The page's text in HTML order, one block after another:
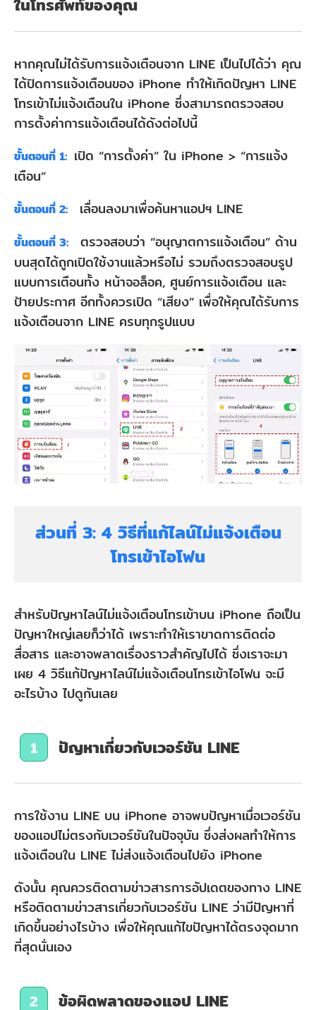
ในโทรศัพท์ของคุณ
หากคุณไม่ได้รับการแจ้งเตือนจาก LINE เป็นไปได้ว่า คุณ
ได้ปิดการแจ้งเตือนของ iPhone ทำให้เกิดปัญหา LINE
โทรเข้าไม่แจ้งเตือนใน iPhone ซึ่งสามารถตรวจสอบ
การตั้งค่าการแจ้งเตือนได้ดังต่อไปนี้
ขั้นตอนที่ 1: เปิด “การตั้งค่า” ใน iPhone > “การแจ้ง
เตือน”
ขั้นตอนที่ 2: เลื่อนลงมาเพื่อค้นหาแอปฯ LINE
ขั้นตอนที่ 3:
ตรวจสอบว่า “อนุญาตการแจ้งเตือน” ด้าน
บนสุดได้ถูกเปิดใช้งานแล้วหรือไม่ รวมถึงตรวจสอบรูป
แบบการเตือนทั้ง หน้าจอล็อค, ศูนย์การแจ้งเตือน และ
ป้ายประกาศ อีกทั้งควรเปิด “เสียง” เพื่อให้คุณได้รับการ
แจ้งเตือนจาก LINE ครบทุกรูปแบบ
ส่วนที่ 3: 4 วิธีที่แก้ไลน์ไม่แจ้งเตือน
โทรเข้าไอโฟน
สำหรับปัญหาไลน์ไม่แจ้งเตือนโทรเข้าบน iPhone ถือเป็น
ปัญหาใหญ่เลยก็ว่าได้ เพราะทำให้เราขาดการติดต่อ
สื่อสาร และอาจพลาดเรื่องราวสำคัญไปได้ ซึ่งเราจะมา
เผย 4 วิธีแก้ปัญหาไลน์ไม่แจ้งเตือนโทรเข้าไอโฟน จะมี
อะไรบ้าง ไปดูกันเลย
1 ปัญหาเกี่ยวกับเวอร์ชัน LINE
การใช้งาน LINE บน iPhone อาจพบปัญหาเมื่อเวอร์ชัน
ของแอปไม่ตรงกับเวอร์ชันในปัจจุบัน ซึ่งส่งผลทำให้การ
แจ้งเตือนใน LINE ไม่ส่งแจ้งเตือนไปยัง iPhone
ดังนั้น คุณควรติดตามข่าวสารการอัปเดตของทาง LINE
หรือติดตามข่าวสารเกี่ยวกับเวอร์ชัน LINE ว่ามีปัญหาที่
เกิดขึ้นอย่างไรบ้าง เพื่อให้คุณแก้ไขปัญหาได้ตรงจุดมาก
ที่สุดนั่นเอง
2 ข้อผิดพลาดของแอป LINE